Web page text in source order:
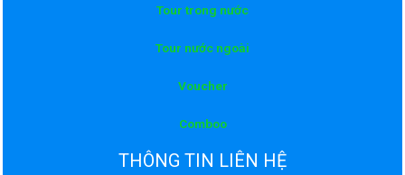
Tour trong nước
Tour nước ngoài
Voucher
Comboo
THÔNG TIN LIÊN HỆ